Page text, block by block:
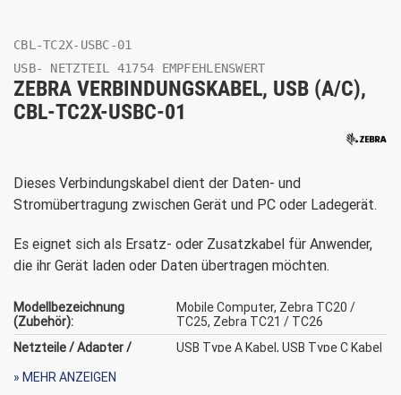
CBL-TC2X-USBC-01
USB- NETZTEIL 41754 EMPFEHLENSWERT
ZEBRA VERBINDUNGSKABEL, USB (A/C),
CBL-TC2X-USBC-01
Dieses Verbindungskabel dient der Daten- und
Stromübertragung zwischen Gerät und PC oder Ladegerät.
Es eignet sich als Ersatz- oder Zusatzkabel für Anwender,
die ihr Gerät laden oder Daten übertragen möchten.
Modellbezeichnung
(Zubehör):
Mobile Computer, Zebra TC20 /
TC25, Zebra TC21 / TC26
Netzteile / Adapter /
USB Type A Kabel, USB Type C Kabel
» MEHR ANZEIGEN